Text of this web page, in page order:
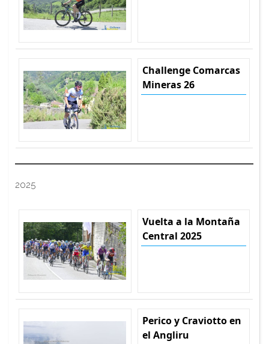
Challenge Comarcas
Mineras 26
2025
Vuelta a la Montaña
Central 2025
Perico y Craviotto en
el Angliru